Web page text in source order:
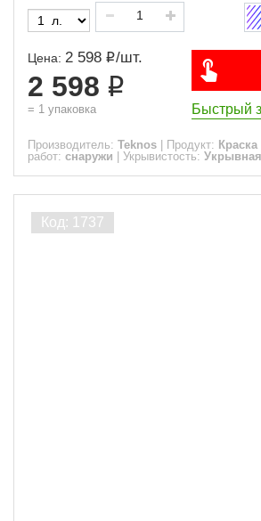
Цена: 2 598 /шт.
2 598
= 1 упаковка Быстрый
Производитель: Teknos Продукт: Краска
работ: снаружи Укрывистость: Укрывная